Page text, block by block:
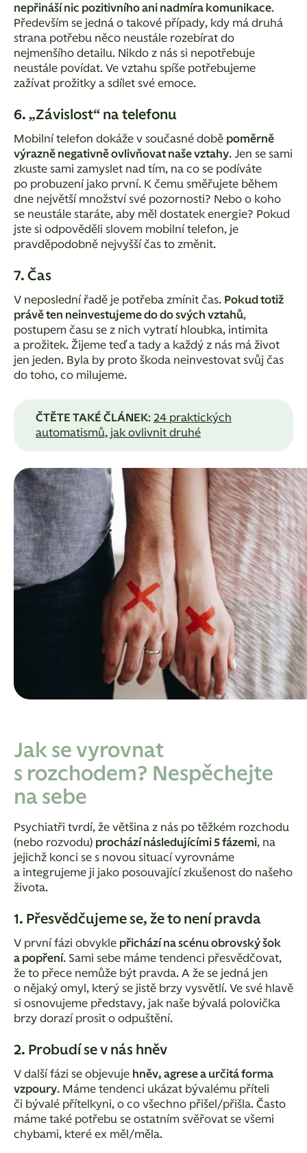
nepřináší nic pozitivního ani nadmíra komunikace.
Především se jedná o takové případy, kdy má druhá
strana potřebu něco neustále rozebírat do
nejmenšího detailu. Nikdo z nás si nepotřebuje
neustále povídat. Ve vztahu spíše potřebujeme
zažívat prožitky a sdílet své emoce.
6. „Závislost“ na telefonu
Mobilní telefon dokáže v současné době poměrně
výrazně negativně ovlivňovat naše vztahy. Jen se sami
zkuste sami zamyslet nad tím, na co se podíváte
po probuzení jako první. K čemu směřujete během
dne největší množství své pozornosti? Nebo o koho
se neustále staráte, aby měl dostatek energie? Pokud
jste si odpověděli slovem mobilní telefon, je
pravděpodobně nejvyšší čas to změnit.
7. Čas
V neposlední řadě je potřeba zmínit čas. Pokud totiž
právě ten neinvestujeme do do svých vztahů,
postupem času se z nich vytratí hloubka, intimita
a prožitek. Žijeme teď a tady a každý z nás má život
jen jeden. Byla by proto škoda neinvestovat svůj čas
do toho, co milujeme.
ČTĚTE TAKÉ ČLÁNEK: 24 praktických
automatismů, jak ovlivnit druhé
Jak se vyrovnat
s rozchodem? Nespěchejte
na sebe
Psychiatři tvrdí, že většina z nás po těžkém rozchodu
(nebo rozvodu) prochází následujícími 5 fázemi, na
jejichž konci se s novou situací vyrovnáme
a integrujeme ji jako posouvající zkušenost do našeho
života.
1. Přesvědčujeme se, že to není pravda
V první fázi obvykle přichází na scénu obrovský šok
a popření. Sami sebe máme tendenci přesvědčovat,
že to přece nemůže být pravda. A že se jedná jen
o nějaký omyl, který se jistě brzy vysvětlí. Ve své hlavě
si osnovujeme představy, jak naše bývalá polovička
brzy dorazí prosit o odpuštění.
2. Probudí se v nás hněv
V další fázi se objevuje hněv, agrese a určitá forma
vzpoury. Máme tendenci ukázat bývalému příteli
či bývalé přítelkyni, o co všechno přišel/přišla. Často
máme také potřebu se ostatním svěřovat se všemi
chybami, které ex měl/měla.